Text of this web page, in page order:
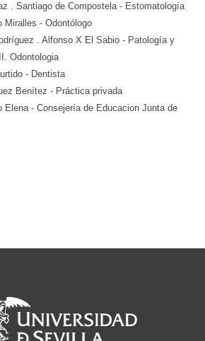
. Santiago de Compostela - Estomatología
Miralles - Odontólogo
. Alfonso X El Sabio - Patología y
Odontologia
- Dentista
Benítez - Práctica privada
Elena- Consejería de Educacion Junta de